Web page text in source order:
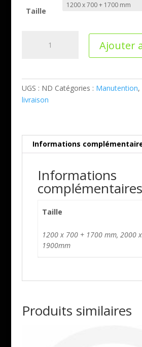
Taille
volume
Ajouter
UGS : ND Catégories : Manutention,
livraison
Informations
Informations
complémentaires
Taille
1200 x 700 + 1700 mm, 2000
1900mm
Produits similaires